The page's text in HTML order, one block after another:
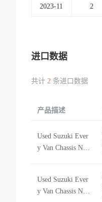
2023-11 2
进口数据
共计 2条进口数据
产品描述
Used Suzuki Ever
y Van Chassis No:
ngine Capacity: 65
0 Cc
Used Suzuki Ever
y Van Chassis No: